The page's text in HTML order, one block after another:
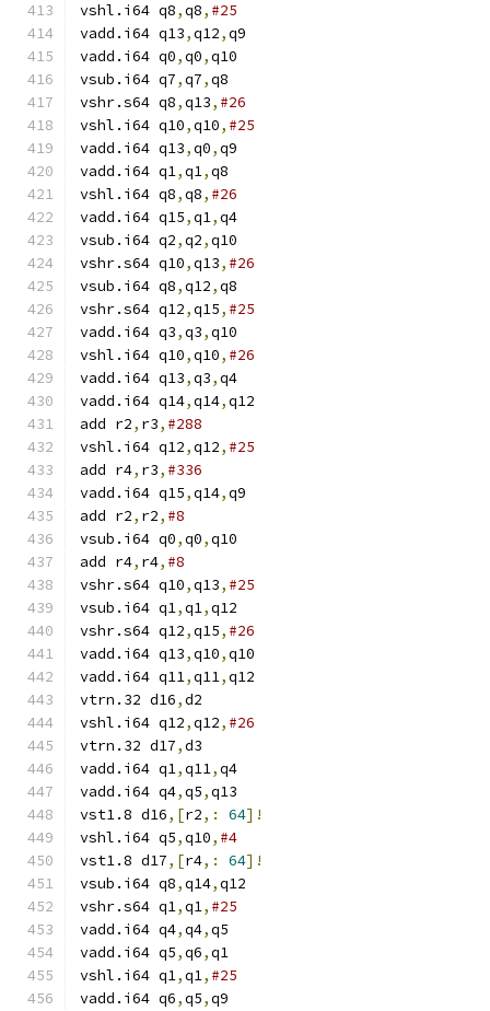
vshl.i64 q8,q8, #25
vadd.i64 q13,q12,q9
vadd.i64 q0,q0,q10
vsub.i64 q7,q7,q8
vshr.s64 q8,q13, #26
vshl.i64 q10,q10, #25
vadd.i64 q13,q0,q9
vadd.i64 q1,q1,q8
vshl.i64 q8,q8, #26
vadd.i64 q15,q1,q4
vsub.i64 q2,q2,q10
vshr.s64 q10,q13, #26
vsub.i64 q8,q12,q8
vshr.s64 q12,q15, #25
vadd.i64 q3,q3,q10
vshl.i64 q10,q10, #26
vadd.i64 q13,q3,q4
vadd.i64 q14,q14,q12
add r2, r3, #288
vshl.i64 q12,q12, #25
add r4, r3, #336
vadd.i64 q15,q14,q9
add r2, r2, #8
vsub.i64 q0,q0,q10
add r4, r4, #8
vshr.s64 q10,q13, #25
vsub.i64 q1,q1,q12
vshr.s64 q12,q15, #26
vadd.i64 q13,q10,q10
vadd.i64 q11,q11,q12
vtrn.32 d16,d2
vshl.i64 q12,q12, #26
vtrn.32 d17,d3
vadd.i64 q1,q11,q4
vadd.i64 q4,q5,q13
vst1.8 d16,[r2,: 64]!
vshl.i64 q5,q10, #4
vst1.8 d17,[r4,: 64]!
vsub.i64 q8,q14,q12
vshr.s64 q1,q1, #25
vadd.i64 q4,q4,q5
vadd.i64 q5,q6,q1
vshl.i64 q1,q1, #25
vadd.i64 q6,q5,q9